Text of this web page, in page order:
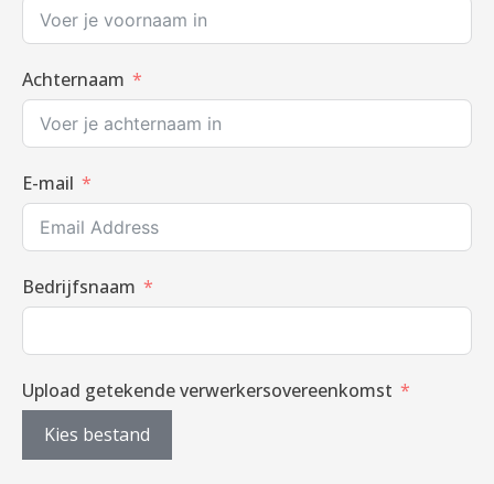
Achternaam
E-mail
Bedrijfsnaam
Upload getekende verwerkersovereenkomst
Kies bestand